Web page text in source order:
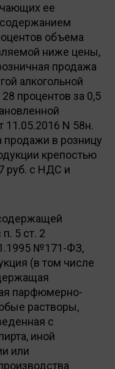
ее
объема
ниже цены,
продажа
алкогольной
процентов за 0,5
N 58н.
в розницу
крепостью
руб. с НДС и
5 ст. 2
№171-ФЗ,
(в том числе
парфюмерно-
растворы,
с
иной
или